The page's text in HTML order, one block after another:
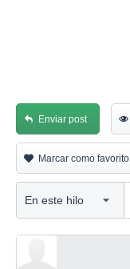
Enviar post
Marcar como favorito